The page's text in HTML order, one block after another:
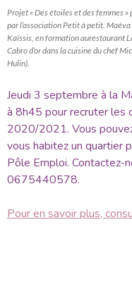
Projet « Des étoiles et des femmes »
par l’association Petit à petit. Maéva
Kaïssis, en formation aurestaurant
Cabro d’or dans la cuisine du chef
Hulin).
Jeudi 3 septembre à la
à 8h45 pour recruter les
2020/2021. Vous
vous habitez un quartier
Pôle Emploi. Contactez-
0675440578.
Pour en savoir plus,